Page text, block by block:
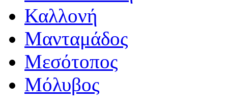
Καλλονή
Μανταμάδος
Μεσότοπος
Μόλυβος